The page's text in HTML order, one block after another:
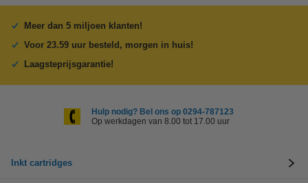
Meer dan 5 miljoen klanten!
Voor 23.59 uur besteld, morgen in huis!
Laagsteprijsgarantie!
Hulp nodig? Bel ons op 0294-787123
Op werkdagen van 8.00 tot 17.00 uur
Inkt cartridges